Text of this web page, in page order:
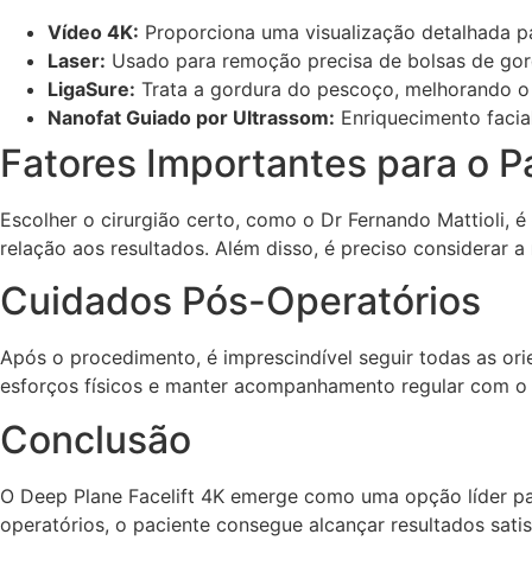
Vídeo 4K: Proporciona uma visualização detalhada
Laser: Usado para remoção precisa de bolsas de
LigaSure: Trata a gordura do pescoço, melhorando
Nanofat Guiado por Ultrassom: Enriquecimento
Fatores Importantes para o
Escolher o cirurgião certo, como o Dr Fernando Mattioli,
relação aos resultados. Além disso, é preciso considerar
Cuidados Pós-Operatórios
Após o procedimento, é imprescindível seguir todas as
esforços físicos e manter acompanhamento regular com
Conclusão
O Deep Plane Facelift 4K emerge como uma opção líder
operatórios, o paciente consegue alcançar resultados